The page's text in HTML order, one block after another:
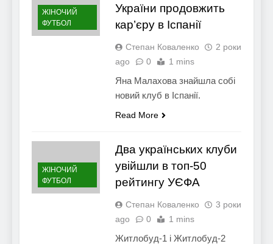
ЖІНОЧИЙ
ФУТБОЛ
України продовжить
кар’єру в Іспанії
Степан Коваленко
2 роки
ago
0 1 mins
Яна Малахова знайшла собі
новий клуб в Іспанії.
Read More
ЖІНОЧИЙ
ФУТБОЛ
Два українських клуби
увійшли в топ-50
рейтингу УЄФА
Степан Коваленко
3 роки
ago
0 1 mins
Житлобуд-1 і Житлобуд-2